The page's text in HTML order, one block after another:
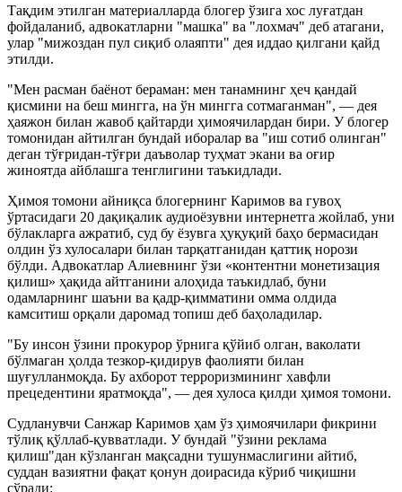
Тақдим этилган материалларда блогер ўзига хос луғатдан
фойдаланиб, адвокатларни "машка" ва "лохмач" деб атагани,
улар "мижоздан пул сиқиб олаяпти" дея иддао қилгани қайд
этилди.
"Мен расман баёнот бераман: мен танамнинг ҳеч қандай
қисмини на беш мингга, на ўн мингга сотмаганман", — дея
ҳаяжон билан жавоб қайтарди ҳимоячилардан бири. У блогер
томонидан айтилган бундай иборалар ва "иш сотиб олинган"
деган тўғридан-тўғри даъволар туҳмат экани ва оғир
жиноятда айблашга тенглигини таъкидлади.
Ҳимоя томони айниқса блогернинг Каримов ва гувоҳ
ўртасидаги 20 дақиқалик аудиоёзувни интернетга жойлаб, уни
бўлакларга ажратиб, суд бу ёзувга ҳуқуқий баҳо бермасидан
олдин ўз хулосалари билан тарқатганидан қаттиқ норози
бўлди. Адвокатлар Алиевнинг ўзи «контентни монетизация
қилиш» ҳақида айтганини алоҳида таъкидлаб, буни
одамларнинг шаъни ва қадр-қимматини омма олдида
камситиш орқали даромад топиш деб баҳоладилар.
"Бу инсон ўзини прокурор ўрнига қўйиб олган, ваколати
бўлмаган ҳолда тезкор-қидирув фаолияти билан
шуғулланмоқда. Бу ахборот терроризмининг хавфли
прецедентини яратмоқда", — дея хулоса қилди ҳимоя томони.
Судланувчи Санжар Каримов ҳам ўз ҳимоячилари фикрини
тўлиқ қўллаб-қувватлади. У бундай "ўзини реклама
қилиш"дан кўзланган мақсадни тушунмаслигини айтиб,
суддан вазиятни фақат қонун доирасида кўриб чиқишни
сўради: